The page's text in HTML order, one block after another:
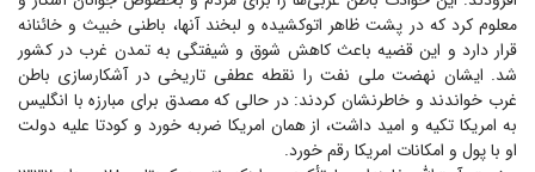
معلوم کرد که در پشت ظاهر اتوکشیده و لبخند آنها، باطنی خبیث و خائنانه
قرار دارد و این قضیه باعث کاهش شوق و شیفتگی به تمدن غرب در کشور
شد. ایشان نهضت ملی نفت را نقطه عطفی تاریخی در آشکارسازی باطن
غرب خواندند و خاطرنشان کردند: در حالی که مصدق برای مبارزه با انگلیس
به امریکا تکیه و امید داشت، از همان امریکا ضربه خورد و کودتا علیه دولت
او با پول و امکانات امریکا رقم خورد.